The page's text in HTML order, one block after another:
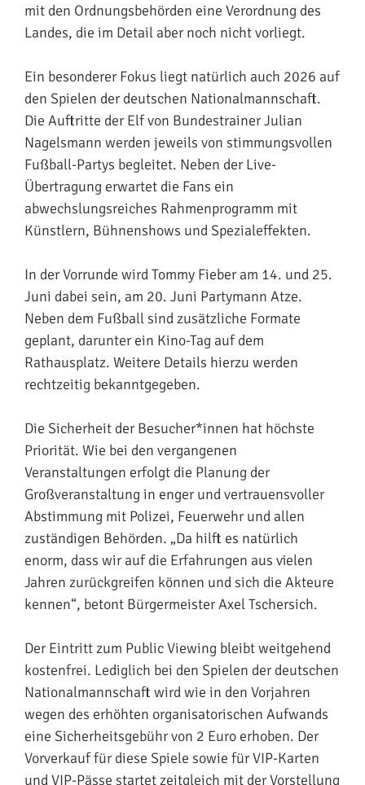
mit den Ordnungsbehörden eine Verordnung des
Landes, die im Detail aber noch nicht vorliegt.
Ein besonderer Fokus liegt natürlich auch 2026 auf
den Spielen der deutschen Nationalmannschaft.
Die Auftritte der Elf von Bundestrainer Julian
Nagelsmann werden jeweils von stimmungsvollen
Fußball-Partys begleitet. Neben der Live-
Übertragung erwartet die Fans ein
abwechslungsreiches Rahmenprogramm mit
Künstlern, Bühnenshows und Spezialeffekten.
In der Vorrunde wird Tommy Fieber am 14. und 25.
Juni dabei sein, am 20. Juni Partymann Atze.
Neben dem Fußball sind zusätzliche Formate
geplant, darunter ein Kino-Tag auf dem
Rathausplatz. Weitere Details hierzu werden
rechtzeitig bekanntgegeben.
Die Sicherheit der Besucher*innen hat höchste
Priorität. Wie bei den vergangenen
Veranstaltungen erfolgt die Planung der
Großveranstaltung in enger und vertrauensvoller
Abstimmung mit Polizei, Feuerwehr und allen
zuständigen Behörden. „Da hilft es natürlich
enorm, dass wir auf die Erfahrungen aus vielen
Jahren zurückgreifen können und sich die Akteure
kennen“, betont Bürgermeister Axel Tschersich.
Der Eintritt zum Public Viewing bleibt weitgehend
kostenfrei. Lediglich bei den Spielen der deutschen
Nationalmannschaft wird wie in den Vorjahren
wegen des erhöhten organisatorischen Aufwands
eine Sicherheitsgebühr von 2 Euro erhoben. Der
Vorverkauf für diese Spiele sowie für VIP-Karten
und VIP-Pässe startet zeitgleich mit der Vorstellung